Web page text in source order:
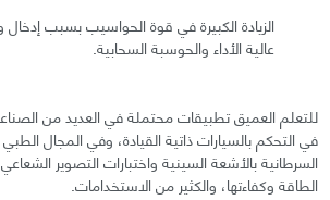
الزيادة الكبيرة في قوة الحواسيب بسبب
عالية الأداء والحوسبة السحابية.
للتعلم العميق تطبيقات محتملة في العديد من
في التحكم بالسيارات ذاتية القيادة، وفي المجال
السرطانية بالأشعة السينية واختبارات التصوير
الطاقة وكفاءتها، والكثير من الاستخدامات.